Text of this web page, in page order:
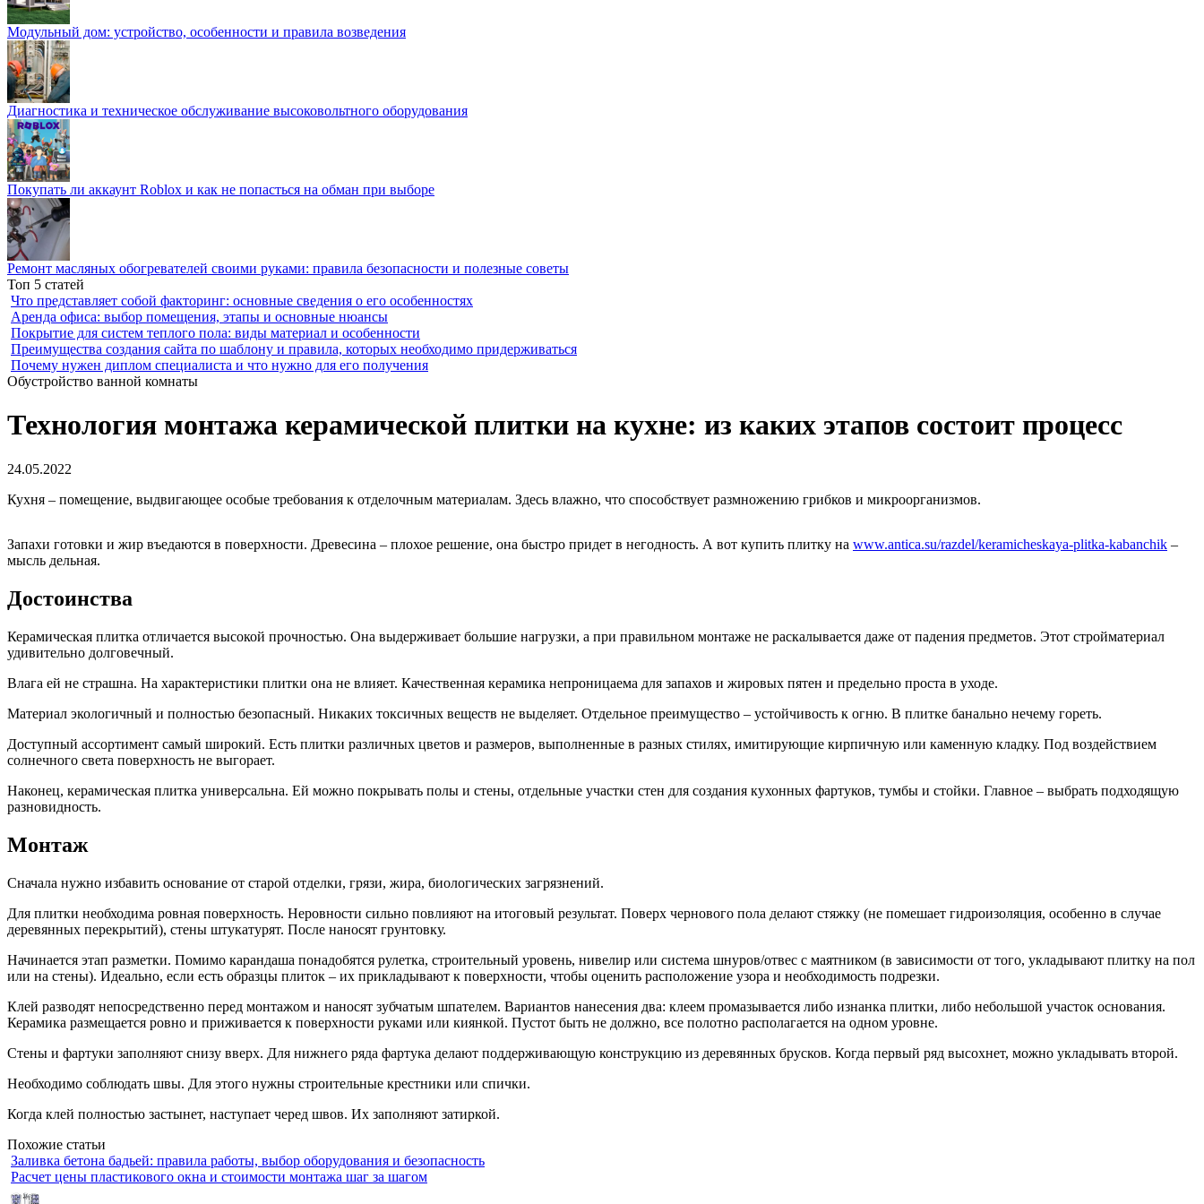
Модульный дом: устройство, особенности и правила возведения
Диагностика и техническое обслуживание высоковольтного оборудования
Покупать ли аккаунт Roblox и как не попасться на обман при выборе
Ремонт масляных обогревателей своими руками: правила безопасности и полезные советы
Топ 5 статей
Что представляет собой факторинг: основные сведения о его особенностях
Аренда офиса: выбор помещения, этапы и основные нюансы
Покрытие для систем теплого пола: виды материал и особенности
Преимущества создания сайта по шаблону и правила, которых необходимо придерживаться
Почему нужен диплом специалиста и что нужно для его получения
Обустройство ванной комнаты
Технология монтажа керамической плитки на кухне: из каких этапов состоит процесс
24.05.2022
Кухня – помещение, выдвигающее особые требования к отделочным материалам. Здесь влажно, что способствует размножению грибков и микроорганизмов.
Запахи готовки и жир въедаются в поверхности. Древесина – плохое решение, она быстро придет в негодность. А вот купить плитку на www.antica.su/razdel/keramicheskaya-plitka-kabanchik –
мысль дельная.
Достоинства
Керамическая плитка отличается высокой прочностью. Она выдерживает большие нагрузки, а при правильном монтаже не раскалывается даже от падения предметов. Этот стройматериал
удивительно долговечный.
Влага ей не страшна. На характеристики плитки она не влияет. Качественная керамика непроницаема для запахов и жировых пятен и предельно проста в уходе.
Материал экологичный и полностью безопасный. Никаких токсичных веществ не выделяет. Отдельное преимущество – устойчивость к огню. В плитке банально нечему гореть.
Доступный ассортимент самый широкий. Есть плитки различных цветов и размеров, выполненные в разных стилях, имитирующие кирпичную или каменную кладку. Под воздействием
солнечного света поверхность не выгорает.
Наконец, керамическая плитка универсальна. Ей можно покрывать полы и стены, отдельные участки стен для создания кухонных фартуков, тумбы и стойки. Главное – выбрать подходящую
разновидность.
Монтаж
Сначала нужно избавить основание от старой отделки, грязи, жира, биологических загрязнений.
Для плитки необходима ровная поверхность. Неровности сильно повлияют на итоговый результат. Поверх чернового пола делают стяжку (не помешает гидроизоляция, особенно в случае
деревянных перекрытий), стены штукатурят. После наносят грунтовку.
Начинается этап разметки. Помимо карандаша понадобятся рулетка, строительный уровень, нивелир или система шнуров/отвес с маятником (в зависимости от того, укладывают плитку на пол
или на стены). Идеально, если есть образцы плиток – их прикладывают к поверхности, чтобы оценить расположение узора и необходимость подрезки.
Клей разводят непосредственно перед монтажом и наносят зубчатым шпателем. Вариантов нанесения два: клеем промазывается либо изнанка плитки, либо небольшой участок основания.
Керамика размещается ровно и приживается к поверхности руками или киянкой. Пустот быть не должно, все полотно располагается на одном уровне.
Стены и фартуки заполняют снизу вверх. Для нижнего ряда фартука делают поддерживающую конструкцию из деревянных брусков. Когда первый ряд высохнет, можно укладывать второй.
Необходимо соблюдать швы. Для этого нужны строительные крестники или спички.
Когда клей полностью застынет, наступает черед швов. Их заполняют затиркой.
Похожие статьи
Заливка бетона бадьей: правила работы, выбор оборудования и безопасность
Расчет цены пластикового окна и стоимости монтажа шаг за шагом